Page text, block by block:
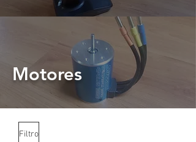
Motores
Filtro